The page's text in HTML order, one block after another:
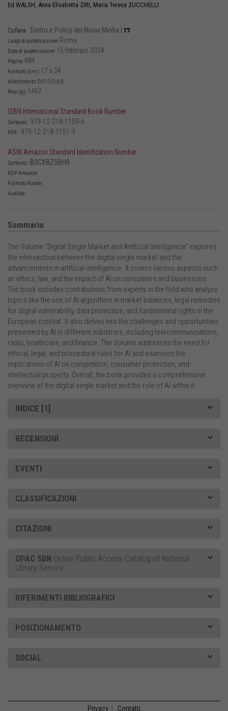
Ed WALSH Anna Elisabetta ZIRI Maria Teresa ZUCCHELLI
Collana: Diritto e Policy dei Nuovi Media | 17
Luogo di pubblicazione: Roma
Data di pubblicazione: 15 febbraio 2024
Pagine: 884
Formato (cm): 17 x 24
Allestimento: brossura
Peso (g): 1467
ISBN International Standard Book Number
Cartaceo: 979-12-218-1150-6
PDF: 979-12-218-1151-3
ASIN Amazon Standard Identification Number
Cartaceo: B0CXBZSBH9
KDP Amazon:
Formato Kindle:
Audible:
Sommario
The Volume “Digital Single Market and Artificial Intelligence” explores
the intersection between the digital single market and the
advancements in artificial intelligence. It covers various aspects such
as ethics, law, and the impact of AI on consumers and businesses.
The book includes contributions from experts in the field who analyze
topics like the use of AI algorithms in market balances, legal remedies
for digital vulnerability, data protection, and fundamental rights in the
European context. It also delves into the challenges and opportunities
presented by AI in different industries, including telecommunications,
radio, healthcare, and finance. The Volume addresses the need for
ethical, legal, and procedural rules for AI and examines the
implications of AI on competition, consumer protection, and
intellectual property. Overall, the book provides a comprehensive
overview of the digital single market and the role of AI within it.
INDICE [1]
RECENSIONI
EVENTI
CLASSIFICAZIONI
CITAZIONI
OPAC SBN Online Public Access Catalog of National
Library Service
RIFERIMENTI BIBLIOGRAFICI
POSIZIONAMENTO
SOCIAL
Privacy | Contatti